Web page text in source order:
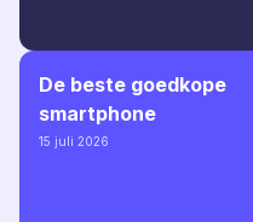
De beste goedkope
smartphone
15 juli 2026